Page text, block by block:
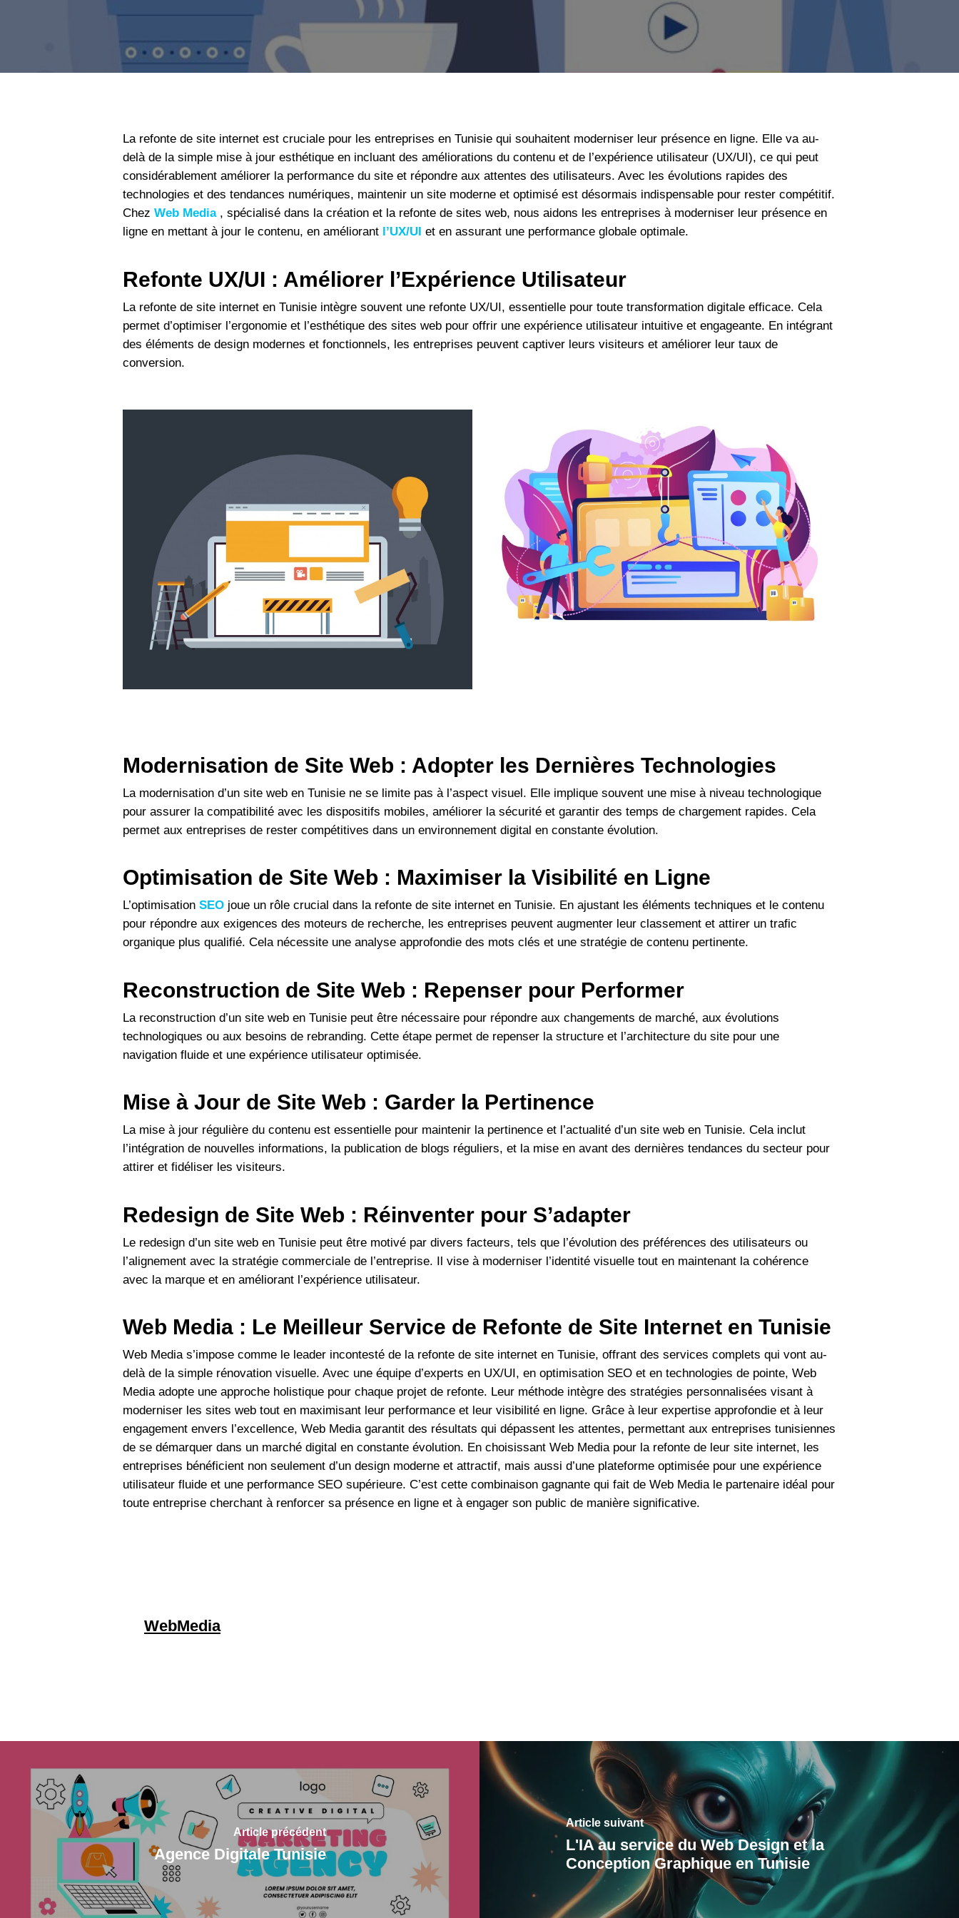
La refonte de site internet est cruciale pour les entreprises en Tunisie qui souhaitent moderniser leur présence en ligne. Elle va au-
delà de la simple mise à jour esthétique en incluant des améliorations du contenu et de l’expérience utilisateur (UX/UI), ce qui peut
considérablement améliorer la performance du site et répondre aux attentes des utilisateurs. Avec les évolutions rapides des
technologies et des tendances numériques, maintenir un site moderne et optimisé est désormais indispensable pour rester compétitif.
ChezWeb Media , spécialisé dans la création et la refonte de sites web, nous aidons les entreprises à moderniser leur présence en
ligne en mettant à jour le contenu, en améliorant l’UX/UI et en assurant une performance globale optimale.
Refonte UX/UI : Améliorer l’Expérience Utilisateur
La refonte de site internet en Tunisie intègre souvent une refonte UX/UI, essentielle pour toute transformation digitale efficace. Cela
permet d’optimiser l’ergonomie et l’esthétique des sites web pour offrir une expérience utilisateur intuitive et engageante. En intégrant
des éléments de design modernes et fonctionnels, les entreprises peuvent captiver leurs visiteurs et améliorer leur taux de
conversion.
Modernisation de Site Web : Adopter les Dernières Technologies
La modernisation d’un site web en Tunisie ne se limite pas à l’aspect visuel. Elle implique souvent une mise à niveau technologique
pour assurer la compatibilité avec les dispositifs mobiles, améliorer la sécurité et garantir des temps de chargement rapides. Cela
permet aux entreprises de rester compétitives dans un environnement digital en constante évolution.
Optimisation de Site Web : Maximiser la Visibilité en Ligne
L’optimisationSEO joue un rôle crucial dans la refonte de site internet en Tunisie. En ajustant les éléments techniques et le contenu
pour répondre aux exigences des moteurs de recherche, les entreprises peuvent augmenter leur classement et attirer un trafic
organique plus qualifié. Cela nécessite une analyse approfondie des mots clés et une stratégie de contenu pertinente.
Reconstruction de Site Web : Repenser pour Performer
La reconstruction d’un site web en Tunisie peut être nécessaire pour répondre aux changements de marché, aux évolutions
technologiques ou aux besoins de rebranding. Cette étape permet de repenser la structure et l’architecture du site pour une
navigation fluide et une expérience utilisateur optimisée.
Mise à Jour de Site Web : Garder la Pertinence
La mise à jour régulière du contenu est essentielle pour maintenir la pertinence et l’actualité d’un site web en Tunisie. Cela inclut
l’intégration de nouvelles informations, la publication de blogs réguliers, et la mise en avant des dernières tendances du secteur pour
attirer et fidéliser les visiteurs.
Redesign de Site Web : Réinventer pour S’adapter
Le redesign d’un site web en Tunisie peut être motivé par divers facteurs, tels que l’évolution des préférences des utilisateurs ou
l’alignement avec la stratégie commerciale de l’entreprise. Il vise à moderniser l’identité visuelle tout en maintenant la cohérence
avec la marque et en améliorant l’expérience utilisateur.
Web Media : Le Meilleur Service de Refonte de Site Internet en Tunisie
Web Media s’impose comme le leader incontesté de la refonte de site internet en Tunisie, offrant des services complets qui vont au-
delà de la simple rénovation visuelle. Avec une équipe d’experts en UX/UI, en optimisation SEO et en technologies de pointe, Web
Media adopte une approche holistique pour chaque projet de refonte. Leur méthode intègre des stratégies personnalisées visant à
moderniser les sites web tout en maximisant leur performance et leur visibilité en ligne. Grâce à leur expertise approfondie et à leur
engagement envers l’excellence, Web Media garantit des résultats qui dépassent les attentes, permettant aux entreprises tunisiennes
de se démarquer dans un marché digital en constante évolution. En choisissant Web Media pour la refonte de leur site internet, les
entreprises bénéficient non seulement d’un design moderne et attractif, mais aussi d’une plateforme optimisée pour une expérience
utilisateur fluide et une performance SEO supérieure. C’est cette combinaison gagnante qui fait de Web Media le partenaire idéal pour
toute entreprise cherchant à renforcer sa présence en ligne et à engager son public de manière significative.
WebMedia
Article précédent
Agence Digitale Tunisie
Article suivant
L'IA au service du Web Design et la
Conception Graphique en Tunisie